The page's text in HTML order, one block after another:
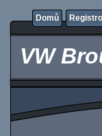
Domů
VW